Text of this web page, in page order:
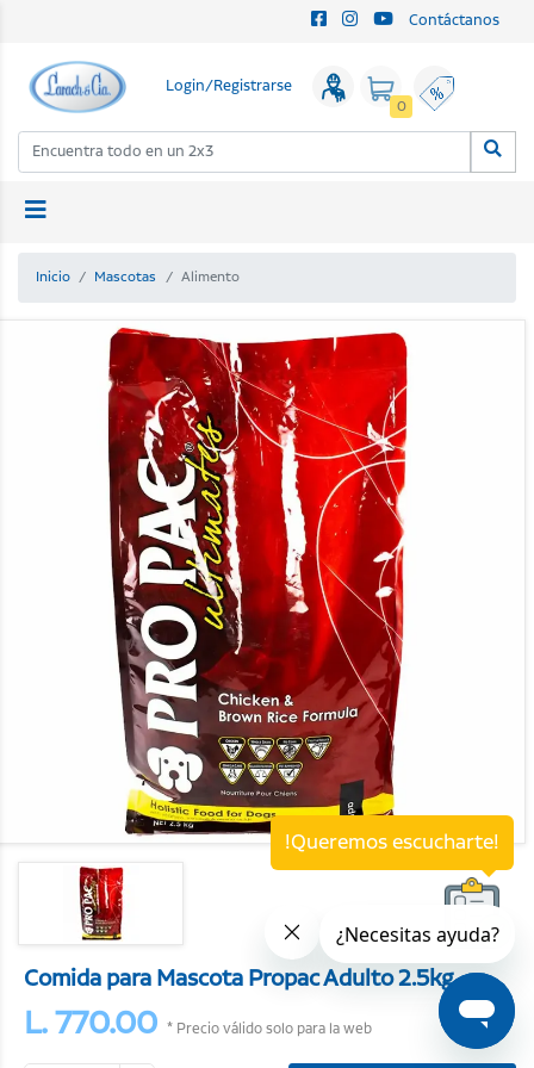
Contáctanos
Login/Registrarse
0
Inicio Mascotas Alimento
Comida para Mascota Propac Adulto 2.5kg
L. 770.00 * Precio válido solo para la web
!Queremos escucharte!